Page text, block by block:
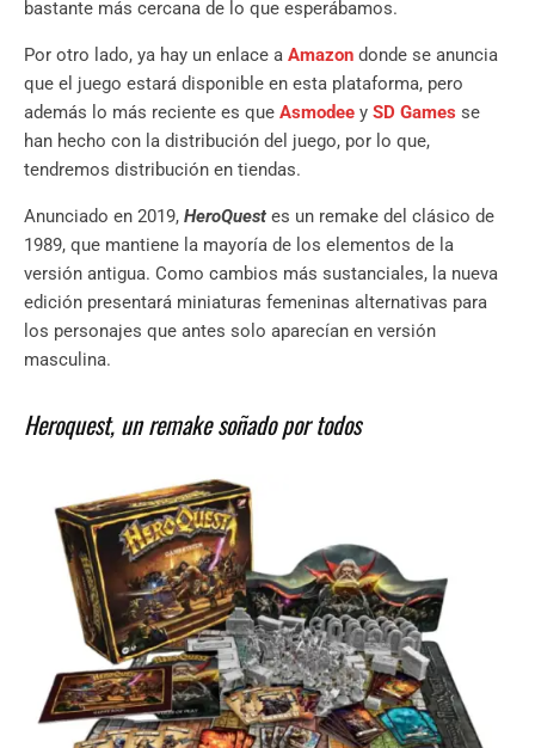
bastante más cercana de lo que esperábamos.
Por otro lado, ya hay un enlace a Amazon donde se anuncia
que el juego estará disponible en esta plataforma, pero
además lo más reciente es que Asmodee y SD Games se
han hecho con la distribución del juego, por lo que,
tendremos distribución en tiendas.
Anunciado en 2019, HeroQuest es un remake del clásico de
1989, que mantiene la mayoría de los elementos de la
versión antigua. Como cambios más sustanciales, la nueva
edición presentará miniaturas femeninas alternativas para
los personajes que antes solo aparecían en versión
masculina.
Heroquest, un remake soñado por todos